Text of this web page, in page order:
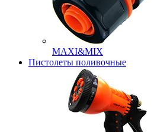
MAXI&MIX
Пистолеты поливочные